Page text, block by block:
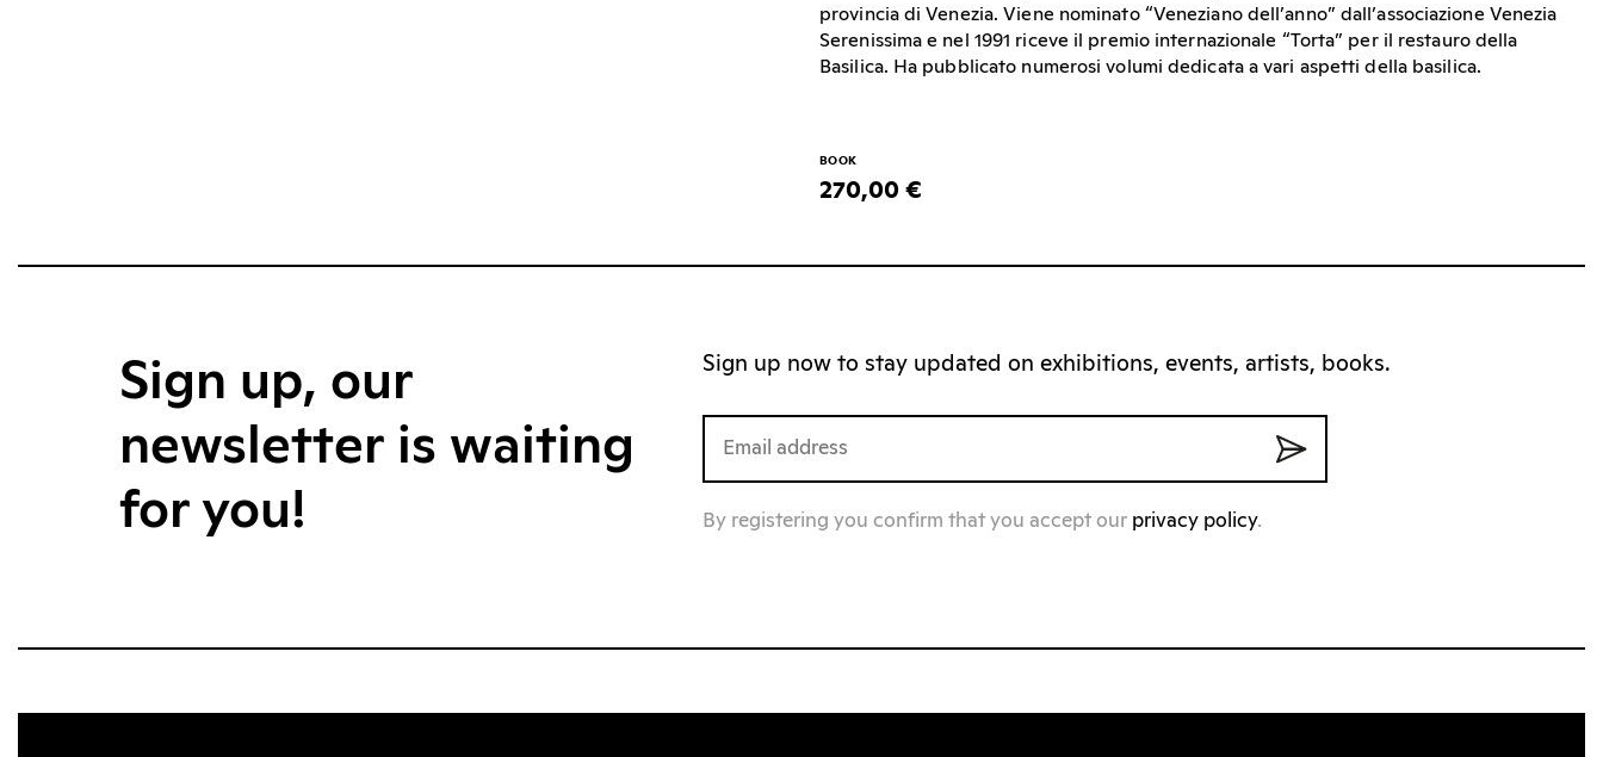
provincia di Venezia. Viene nominato “Veneziano dell’anno” dall’associazione Venezia
Serenissima e nel 1991 riceve il premio internazionale “Torta” per il restauro della
Basilica. Ha pubblicato numerosi volumi dedicata a vari aspetti della basilica.
BOOK
270,00 €
Sign up, our
newsletter is waiting
for you!
Sign up now to stay updated on exhibitions, events, artists, books.
By registering you confirm that you accept our privacy policy.